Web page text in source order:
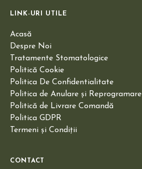
LINK-URI UTILE
Acasă
Despre Noi
Tratamente Stomatologice
Politică Cookie
Politica De Confidentialitate
Politica de Anulare și Reprogramare
Politică de Livrare Comandă
Politica GDPR
Termeni și Condiții
CONTACT